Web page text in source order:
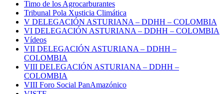
Timo de los Agrocarburantes
Tribunal Pola Xusticia Climática
V DELEGACIÓN ASTURIANA – DDHH – COLOMBIA
VI DELEGACIÓN ASTURIANA – DDHH – COLOMBIA
Vídeos
VII DELEGACIÓN ASTURIANA – DDHH –
COLOMBIA
VIII DELEGACIÓN ASTURIANA – DDHH –
COLOMBIA
VIII Foro Social PanAmazónico